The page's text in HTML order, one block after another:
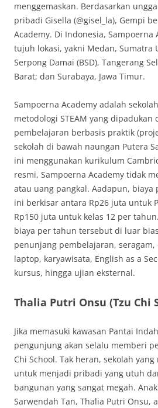
menggemaskan. Berdasarkan
pribadi Gisella (@gisel_la), Gempi
Academy. Di Indonesia, Sampoerna
tujuh lokasi, yakni Medan, Sumatra
Serpong Damai (BSD), Tangerang
Barat; dan Surabaya, Jawa Timur.
Sampoerna Academy adalah
metodologi STEAM yang dipadukan
pembelajaran berbasis praktik
sekolah di bawah naungan Putera
ini menggunakan kurikulum
resmi, Sampoerna Academy tidak
atau uang pangkal. Aadapun, biaya
ini berkisar antara Rp26 juta untuk
Rp150 juta untuk kelas 12 per
biaya per tahun tersebut di luar
penunjang pembelajaran, seragam,
laptop, karyawisata, English as a
kursus, hingga ujian eksternal.
Thalia Putri Onsu (Tzu Chi
Jika memasuki kawasan Pantai
pengunjung akan selalu memberi
Chi School. Tak heran, sekolah
untuk menjadi pribadi yang utuh
bangunan yang sangat megah.
Sarwendah Tan, Thalia Putri Onsu,